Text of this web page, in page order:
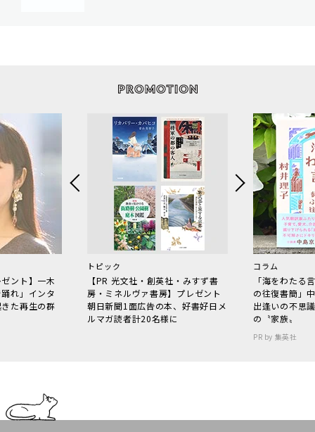
ント】一木
れ」インタ
た再生の群
トピック
【PR 光文社・創英社・みすず書
房・ミネルヴァ書房】プレゼント
朝日新聞1面広告の本、好書好日メ
ルマガ読者計20名様に
コラム
「海をわた
の往復書簡」
出逢いの不思
の〝家族〟
PR by 集英社